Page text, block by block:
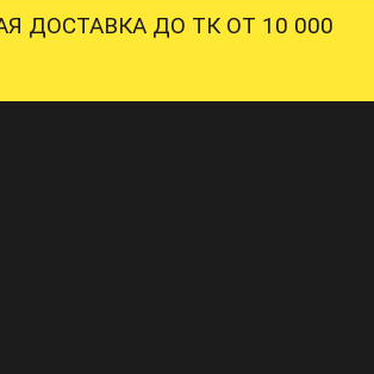
ДОСТАВКА ДО ТК ОТ 10 000